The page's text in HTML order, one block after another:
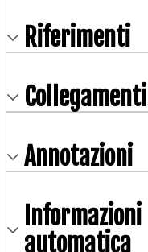
Riferimenti
Annotazioni
automatica